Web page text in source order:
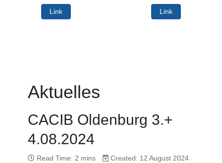
Link Link
Aktuelles
CACIB Oldenburg 3.+
4.08.2024
Read Time: 2 mins Created: 12 August 2024